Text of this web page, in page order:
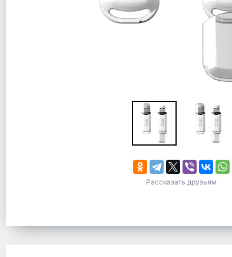
Рассказать друзьям